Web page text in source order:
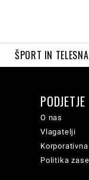
ŠPORT IN
PODJETJE
O nas
Vlagatelji
Politika